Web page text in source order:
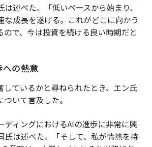
は述べた。「低いベースから始まり、
な成長を遂げる。これがどこに向かう
ので、今は投資を続ける良い時期だと
への熱意
しているかと尋ねられたとき、エン氏
いて言及した。
ディングにおけるAIの進歩に非常に興
氏は述べた。「そして、私が情熱を持